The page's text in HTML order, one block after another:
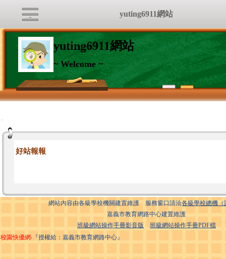
yuting6911網站
~ Welcome ~
:::
好站報報
網站內容由各級學校機關建置維護 服務窗口請洽各級學校總機（
嘉義市教育網路中心建置維護
班級網站操作手冊影音版
班級網站操作手冊PDF檔
校園快優網‧『授權給：嘉義市教育網路中心』
yuting6911網站